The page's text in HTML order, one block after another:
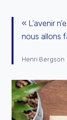
« L’avenir
nous allons
Henri Bergson